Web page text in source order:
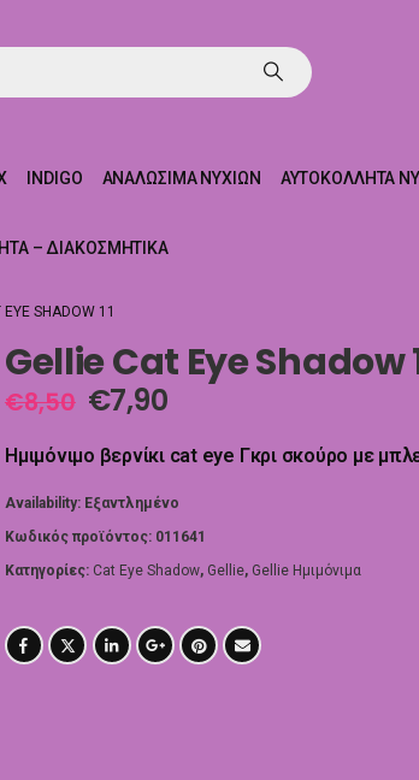
INDIGO ΑΝΑΛΏΣΙΜΑ ΝΥΧΙΏΝ ΑΥΤΟΚΌΛΛΗΤΑ
– ΔΙΑΚΟΣΜΗΤΙΚΆ
EYE SHADOW 11
Gellie Cat Eye Shadow
€8,50 €7,90
Ημιμόνιμο βερνίκι cat eye Γκρι σκούρο με
Availability: Εξαντλημένο
Κωδικός προϊόντος: 011641
Κατηγορίες: Cat Eye Shadow, Gellie, Gellie Ημιμόνιμα